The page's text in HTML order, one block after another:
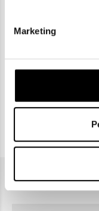
Marketing
Únete